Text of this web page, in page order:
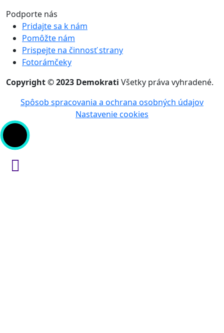
Podporte nás
Pridajte sa k nám
Pomôžte nám
Prispejte na činnosť strany
Fotorámčeky
Copyright © 2023 Demokrati Všetky práva vyhradené.
Spôsob spracovania a ochrana osobných údajov
Nastavenie cookies